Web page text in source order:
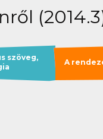
szöveg,
A